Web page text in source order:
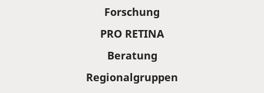
Forschung
PRO RETINA
Beratung
Regionalgruppen